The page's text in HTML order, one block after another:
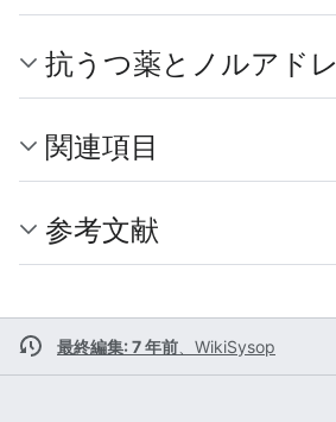
抗うつ薬とノルアド
関連項目
参考文献
最終編集: 7 年前 WikiSysop